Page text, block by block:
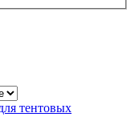
тентовых